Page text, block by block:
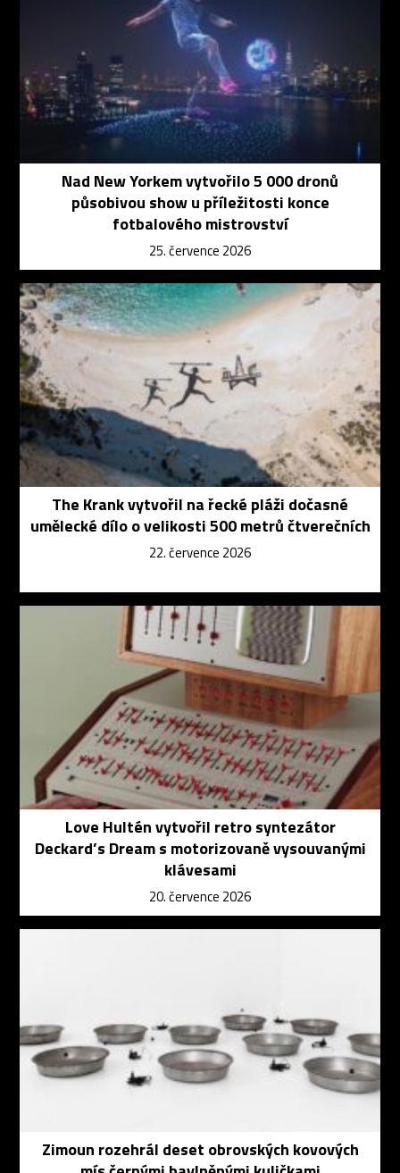
Nad New Yorkem vytvořilo 5 000 dronů
působivou show u příležitosti konce
fotbalového mistrovství
25. července 2026
The Krank vytvořil na řecké pláži dočasné
umělecké dílo o velikosti 500 metrů čtverečních
22. července 2026
Love Hultén vytvořil retro syntezátor
Deckard’s Dream s motorizovaně vysouvanými
klávesami
20. července 2026
Zimoun rozehrál deset obrovských kovových